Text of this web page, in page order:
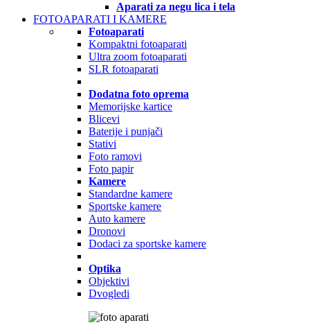
Aparati za negu lica i tela
FOTOAPARATI I KAMERE
Fotoaparati
Kompaktni fotoaparati
Ultra zoom fotoaparati
SLR fotoaparati
Dodatna foto oprema
Memorijske kartice
Blicevi
Baterije i punjači
Stativi
Foto ramovi
Foto papir
Kamere
Standardne kamere
Sportske kamere
Auto kamere
Dronovi
Dodaci za sportske kamere
Optika
Objektivi
Dvogledi